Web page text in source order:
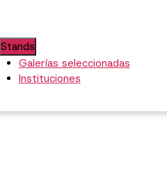
Stands
Galerías seleccionadas
Instituciones